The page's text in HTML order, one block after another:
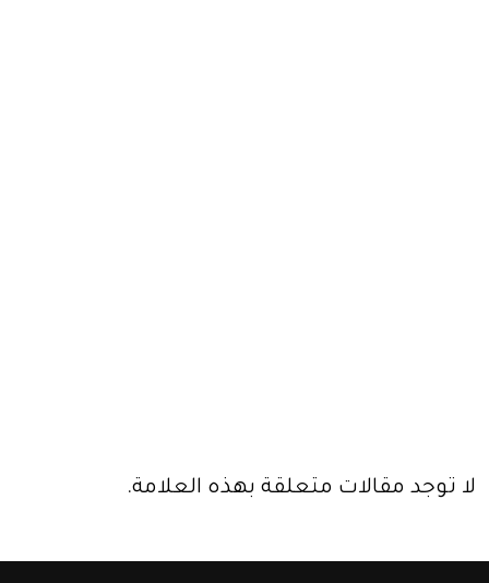
لا توجد مقالات متعلقة بهذه العلامة.